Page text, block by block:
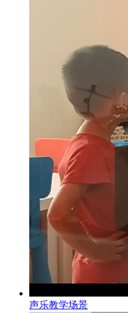
声乐教学场景